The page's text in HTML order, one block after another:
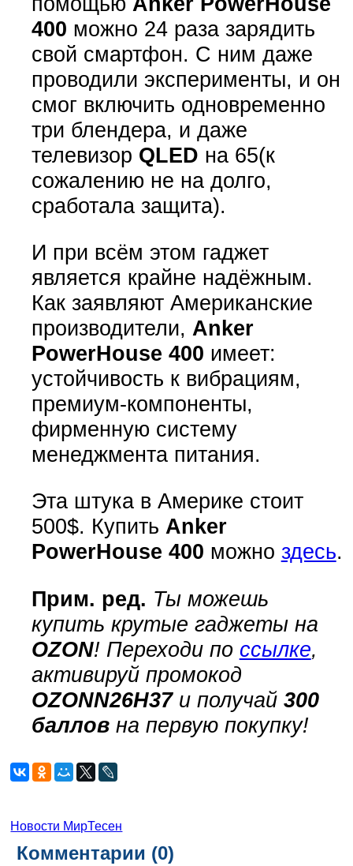
400 можно 24 раза зарядить
свой смартфон. С ним даже
проводили эксперименты, и он
смог включить одновременно
три блендера, и даже
телевизор QLED на 65(к
сожалению не на долго,
сработала защита).
И при всём этом гаджет
является крайне надёжным.
Как заявляют Американские
производители, Anker
PowerHouse 400 имеет:
устойчивость к вибрациям,
премиум-компоненты,
фирменную систему
менеджмента питания.
Эта штука в Америке стоит
500$. Купить Anker
PowerHouse 400 можно здесь.
Прим. ред. Ты можешь
купить крутые гаджеты на
OZON! Переходи по ссылке,
активируй промокод
OZONN26H37и получай 300
балловна первую покупку!
Новости МирТесен
Комментарии (0)